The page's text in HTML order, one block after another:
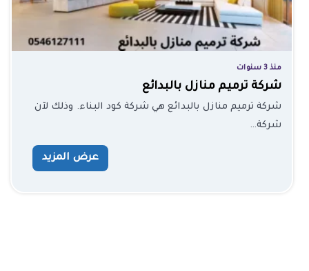
منذ 3 سنوات
شركة ترميم منازل بالبدائع
شركة ترميم منازل بالبدائع هي شركة كود البناء. وذلك لآن
شركة…
عرض المزيد